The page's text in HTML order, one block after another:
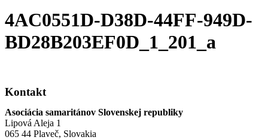
4AC0551D-D38D-44FF-949D-
BD28B203EF0D_1_201_a
Kontakt
Asociácia samaritánov Slovenskej republiky
Lipová Aleja 1
065 44 Plaveč, Slovakia